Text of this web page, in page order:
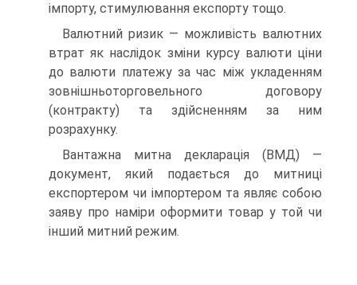
імпорту, стимулювання експорту тощо.
Валютний ризик — можливість валютних
втрат як наслідок зміни курсу валюти ціни
до валюти платежу за час між укладенням
зовнішньоторговельного договору
(контракту) та здійсненням за ним
розрахунку.
Вантажна митна декларація (ВМД) —
документ, який подається до митниці
експортером чи імпортером та являє собою
заяву про наміри оформити товар у той чи
інший митний режим.